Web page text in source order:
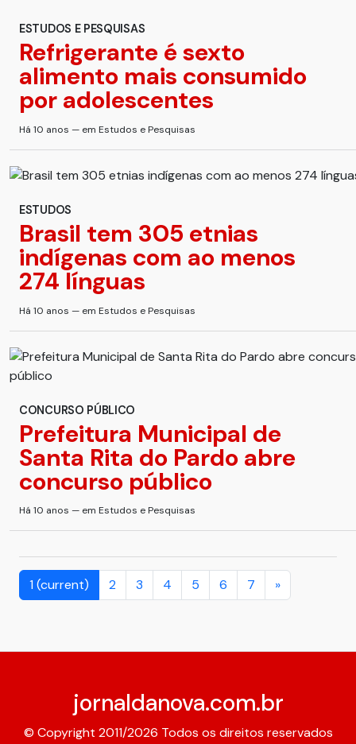
ESTUDOS E PESQUISAS
Refrigerante é sexto
alimento mais consumido
por adolescentes
Há 10 anos — em Estudos e Pesquisas
ESTUDOS
Brasil tem 305 etnias
indígenas com ao menos
274 línguas
Há 10 anos — em Estudos e Pesquisas
CONCURSO PÚBLICO
Prefeitura Municipal de
Santa Rita do Pardo abre
concurso público
Há 10 anos — em Estudos e Pesquisas
1 (current) 2 3 4 5 6 7 »
jornaldanova.com.br
© Copyright 2011/2026 Todos os direitos reservados